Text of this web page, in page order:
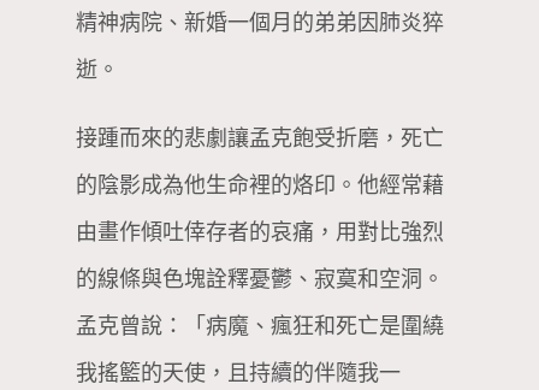
精神病院、新婚一個月的弟弟因肺炎猝
逝。
接踵而來的悲劇讓孟克飽受折磨，死亡
的陰影成為他生命裡的烙印。他經常藉
由畫作傾吐倖存者的哀痛，用對比強烈
的線條與色塊詮釋憂鬱、寂寞和空洞。
孟克曾說：「病魔、瘋狂和死亡是圍繞
我搖籃的天使，且持續的伴隨我一